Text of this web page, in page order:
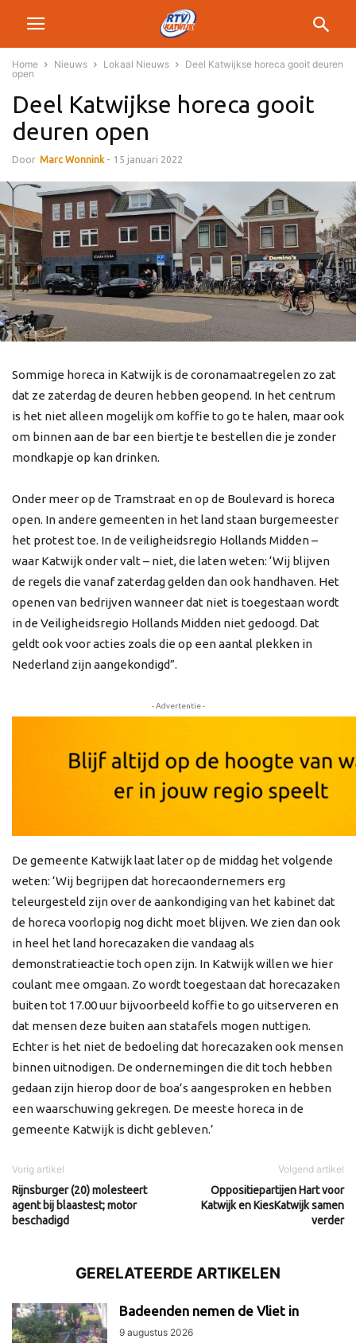
Home Nieuws Lokaal Nieuws
Deel Katwijkse horeca gooit deuren
open
Deel Katwijkse horeca gooit
deuren open
Door Marc Wonnink - 15 januari 2022
Sommige horeca in Katwijk is de coronamaatregelen zo zat
dat ze zaterdag de deuren hebben geopend. In het centrum
is het niet alleen mogelijk om koffie to go te halen, maar ook
om binnen aan de bar een biertje te bestellen die je zonder
mondkapje op kan drinken.
Onder meer op de Tramstraat en op de Boulevard is horeca
open. In andere gemeenten in het land staan burgemeester
het protest toe. In de veiligheidsregio Hollands Midden –
waar Katwijk onder valt – niet, die laten weten: ‘Wij blijven
de regels die vanaf zaterdag gelden dan ook handhaven. Het
openen van bedrijven wanneer dat niet is toegestaan wordt
in de Veiligheidsregio Hollands Midden niet gedoogd. Dat
geldt ook voor acties zoals die op een aantal plekken in
Nederland zijn aangekondigd”.
- Advertentie -
De gemeente Katwijk laat later op de middag het volgende
weten: ‘Wij begrijpen dat horecaondernemers erg
teleurgesteld zijn over de aankondiging van het kabinet dat
de horeca voorlopig nog dicht moet blijven. We zien dan ook
in heel het land horecazaken die vandaag als
demonstratieactie toch open zijn. In Katwijk willen we hier
coulant mee omgaan. Zo wordt toegestaan dat horecazaken
buiten tot 17.00 uur bijvoorbeeld koffie to go uitserveren en
dat mensen deze buiten aan statafels mogen nuttigen.
Echter is het niet de bedoeling dat horecazaken ook mensen
binnen uitnodigen. De ondernemingen die dit toch hebben
gedaan zijn hierop door de boa’s aangesproken en hebben
een waarschuwing gekregen. De meeste horeca in de
gemeente Katwijk is dicht gebleven.’
Vorig artikel
Rijnsburger (20) molesteert
agent bij blaastest; motor
beschadigd
Volgend artikel
Oppositiepartijen Hart voor
Katwijk en KiesKatwijk samen
verder
GERELATEERDE ARTIKELEN
Badeenden nemen de Vliet in
9 augustus 2026